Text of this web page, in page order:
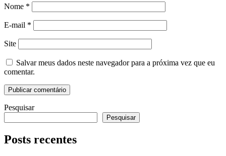
Nome *
E-mail *
Site
Salvar meus dados neste navegador para a próxima vez que eu
comentar.
Pesquisar
Pesquisar
Posts recentes